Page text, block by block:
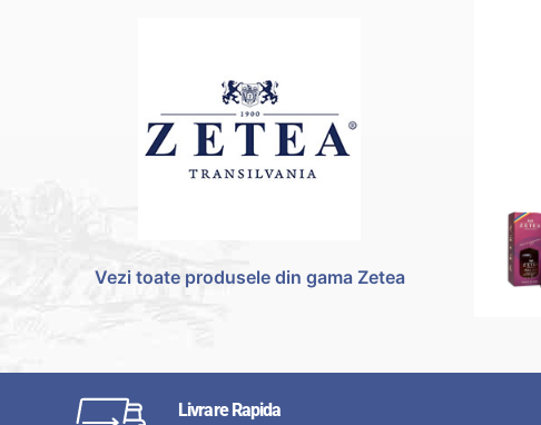
Vezi toate produsele din gama Zetea
Livrare Rapida